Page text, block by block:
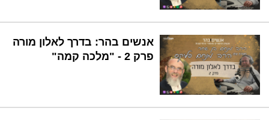
אנשים בהר: בדרך לאלון מורה
פרק 2 - "מלכה קמה"